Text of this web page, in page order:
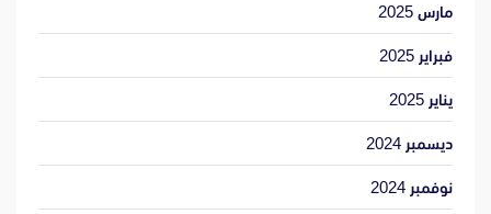
مارس 2025
فبراير 2025
يناير 2025
ديسمبر 2024
نوفمبر 2024